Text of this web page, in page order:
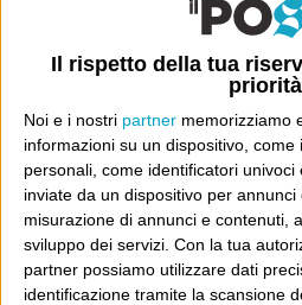
Il rispetto della tua
priorità
Noi e i nostri partner memorizziamo
informazioni su un dispositivo,
personali, come identificatori
inviate da un dispositivo per annunci
misurazione di annunci e contenuti,
sviluppo dei servizi. Con la tua
partner possiamo utilizzare dati
identificazione tramite la scansione
Luca Sofri Wittgenstein
POST PRECEDENTE
“Alle 19,02 la seduta fu tolta”